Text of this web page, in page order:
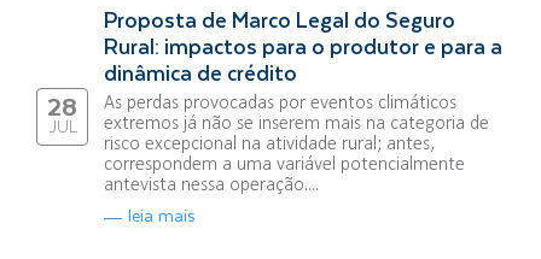
28
JUL
Proposta de Marco Legal do Seguro
Rural: impactos para o produtor e para a
dinâmica de crédito
As perdas provocadas por eventos climáticos
extremos já não se inserem mais na categoria de
risco excepcional na atividade rural; antes,
correspondem a uma variável potencialmente
antevista nessa operação....
leia mais